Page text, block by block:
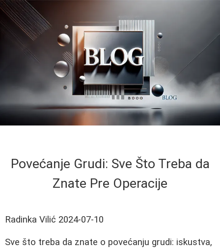
Povećanje Grudi: Sve Što Treba da
Znate Pre Operacije
Radinka Vilić 2024-07-10
Sve što treba da znate o povećanju grudi: iskustva,